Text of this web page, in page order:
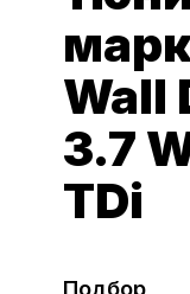
Wall
3.7
TDi
Подбор